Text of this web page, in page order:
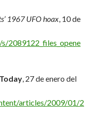
1967 UFO hoax, 10 de
2089122_files_opene
, 27 de enero del
articles/2009/01/2